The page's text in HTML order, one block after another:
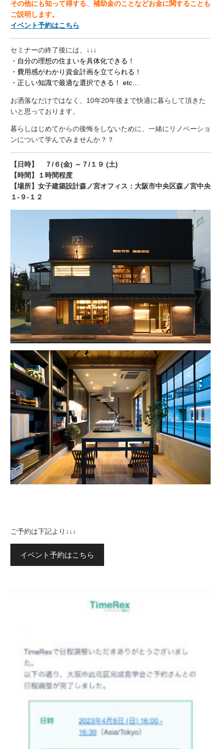
その他にも知って得する、補助金のことなどお金に関することも
ご説明します。
イベント予約はこちら
セミナーの終了後には、↓↓↓
・自分の理想の住まいを具体化できる！
・費用感がわかり資金計画を立てられる！
・正しい知識で最適な選択できる！ etc…
お洒落なだけではなく、10年20年後まで快適に暮らして頂きた
いと思っております。
暮らしはじめてからの後悔をしないために、一緒にリノベーショ
ンについて学んでみませんか？？
【日時】 ７/６(金) ～７/１９ (土)
【時間】１時間程度
【場所】女子建築設計森ノ宮オフィス： 大阪市中央区森ノ宮中央
１‐９‐１２
ご予約は下記より↓↓↓
イベント予約はこちら